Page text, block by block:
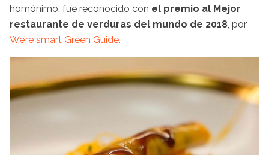
homónimo, fue reconocido con el premio al Mejor
restaurante de verduras del mundo de 2018, por
We’re smart Green Guide.